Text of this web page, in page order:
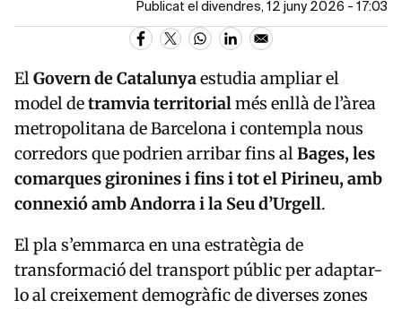
Publicat el divendres, 12 juny 2026 - 17:03
ElGovern de Catalunyaestudia ampliar el
model detramvia territorialmés enllà de l’àrea
metropolitana de Barcelona i contempla nous
corredors que podrien arribar fins alBages, les
comarques gironines i fins i tot el Pirineu, amb
connexió amb Andorra i la Seu d’Urgell.
El pla s’emmarca en una estratègia de
transformació del transport públic per adaptar-
lo al creixement demogràfic de diverses zones